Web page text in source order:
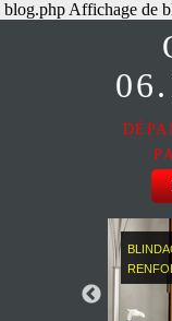
blog.php Affichage de